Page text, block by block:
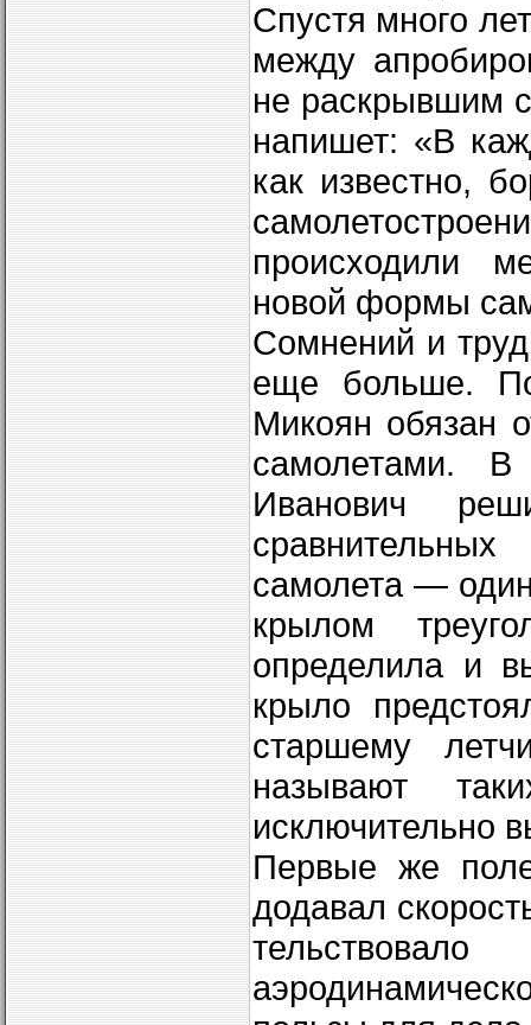
Спустя много
между
не раскрывшим
напишет: «В
как известно,
происходили
новой формы
Сомнений и
еще больше.
Микоян обязан
самолетами. В
Иванович
самолета —
крылом
определила и
крыло
старшему
называют
исключительно
Первые же
додавал